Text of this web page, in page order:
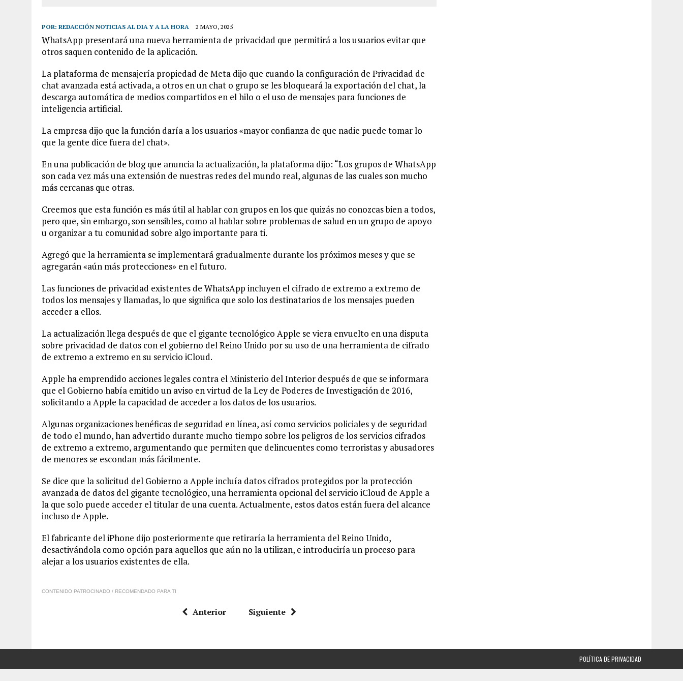
POR: REDACCIÓN NOTICIAS AL DIA Y A LA HORA 2 MAYO, 2025
WhatsApp presentará una nueva herramienta de privacidad que permitirá a los usuarios evitar que
otros saquen contenido de la aplicación.
La plataforma de mensajería propiedad de Meta dijo que cuando la configuración de Privacidad de
chat avanzada está activada, a otros en un chat o grupo se les bloqueará la exportación del chat, la
descarga automática de medios compartidos en el hilo o el uso de mensajes para funciones de
inteligencia artificial.
La empresa dijo que la función daría a los usuarios «mayor confianza de que nadie puede tomar lo
que la gente dice fuera del chat».
En una publicación de blog que anuncia la actualización, la plataforma dijo: “Los grupos de WhatsApp
son cada vez más una extensión de nuestras redes del mundo real, algunas de las cuales son mucho
más cercanas que otras.
Creemos que esta función es más útil al hablar con grupos en los que quizás no conozcas bien a todos,
pero que, sin embargo, son sensibles, como al hablar sobre problemas de salud en un grupo de apoyo
u organizar a tu comunidad sobre algo importante para ti.
Agregó que la herramienta se implementará gradualmente durante los próximos meses y que se
agregarán «aún más protecciones» en el futuro.
Las funciones de privacidad existentes de WhatsApp incluyen el cifrado de extremo a extremo de
todos los mensajes y llamadas, lo que significa que solo los destinatarios de los mensajes pueden
acceder a ellos.
La actualización llega después de que el gigante tecnológico Apple se viera envuelto en una disputa
sobre privacidad de datos con el gobierno del Reino Unido por su uso de una herramienta de cifrado
de extremo a extremo en su servicio iCloud.
Apple ha emprendido acciones legales contra el Ministerio del Interior después de que se informara
que el Gobierno había emitido un aviso en virtud de la Ley de Poderes de Investigación de 2016,
solicitando a Apple la capacidad de acceder a los datos de los usuarios.
Algunas organizaciones benéficas de seguridad en línea, así como servicios policiales y de seguridad
de todo el mundo, han advertido durante mucho tiempo sobre los peligros de los servicios cifrados
de extremo a extremo, argumentando que permiten que delincuentes como terroristas y abusadores
de menores se escondan más fácilmente.
Se dice que la solicitud del Gobierno a Apple incluía datos cifrados protegidos por la protección
avanzada de datos del gigante tecnológico, una herramienta opcional del servicio iCloud de Apple a
la que solo puede acceder el titular de una cuenta. Actualmente, estos datos están fuera del alcance
incluso de Apple.
El fabricante del iPhone dijo posteriormente que retiraría la herramienta del Reino Unido,
desactivándola como opción para aquellos que aún no la utilizan, e introduciría un proceso para
alejar a los usuarios existentes de ella.
CONTENIDO PATROCINADO / RECOMENDADO PARA TI
Anterior Siguiente
POLÍTICA DE PRIVACIDAD